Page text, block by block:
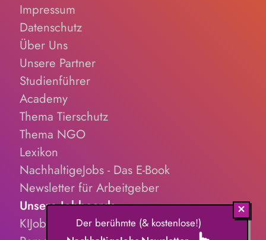
Impressum
Datenschutz
Über Uns
Unsere Partner
Studienführer
Academy
Thema Tierschutz
Thema NGO
Lexikon
NachhaltigeJobs - Das E-Book
Newsletter für Arbeitgeber
Unsere Jobboards
KIJobs.de
Der berühmte (& kostenlose!)